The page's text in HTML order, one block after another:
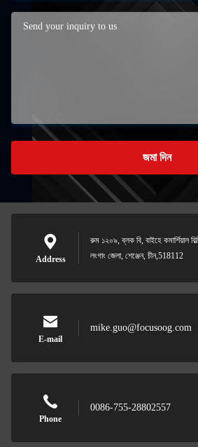
জমা দিন
Address
রুম ১২০৯, ব্লক বি, বাইহে কমার্শিয়াল
লংগাং জেলা, শেঞ্জেন, চীন,518112
E-mail
mike.guo@focusoog.com
Phone
0086-755-28802557